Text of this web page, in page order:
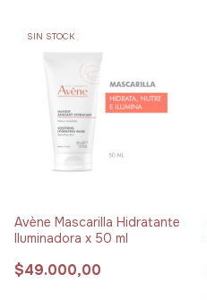
SIN STOCK
Avène Mascarilla Hidratante
Iluminadora x 50 ml
$49.000,00